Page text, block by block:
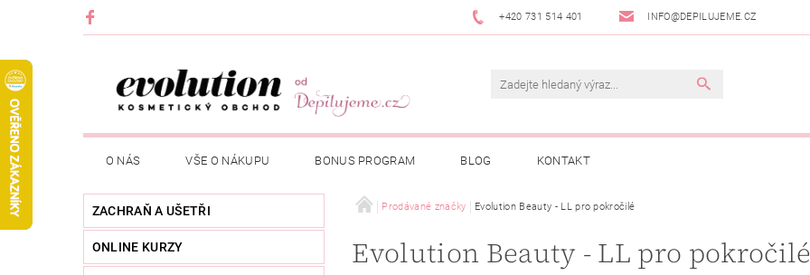
+420 731 514 401 INFO@DEPILUJEME.CZ
O NÁS VŠE O NÁKUPU BONUS PROGRAM BLOG KONTAKT
ZACHRAŇ A UŠETŘI
ONLINE KURZY
Prodávané značky Evolution Beauty - LL pro pokročilé
Evolution Beauty - LL pro pokročilé